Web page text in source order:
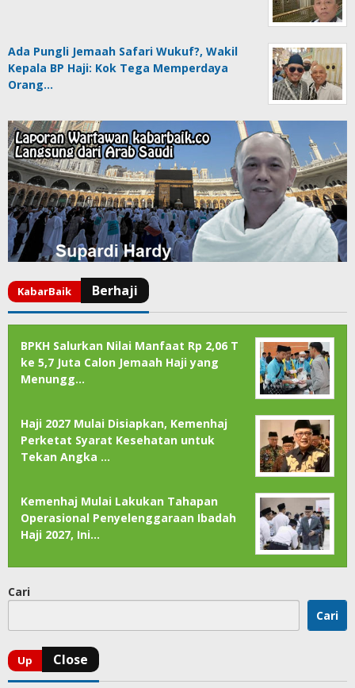
Ada Pungli Jemaah Safari Wukuf?, Wakil
Kepala BP Haji: Kok Tega Memperdaya
Orang…
BPKH Salurkan Nilai Manfaat Rp 2,06 T
ke 5,7 Juta Calon Jemaah Haji yang
Menungg…
Haji 2027 Mulai Disiapkan, Kemenhaj
Perketat Syarat Kesehatan untuk
Tekan Angka …
Kemenhaj Mulai Lakukan Tahapan
Operasional Penyelenggaraan Ibadah
Haji 2027, Ini…
Cari
Cari